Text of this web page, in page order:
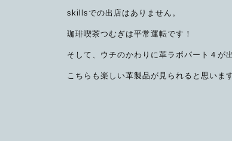
skillsでの出店はありません。
珈琲喫茶つむぎは平常運転です！
そして、ウチのかわりに革ラボパート４が
こちらも楽しい革製品が見られると思いま